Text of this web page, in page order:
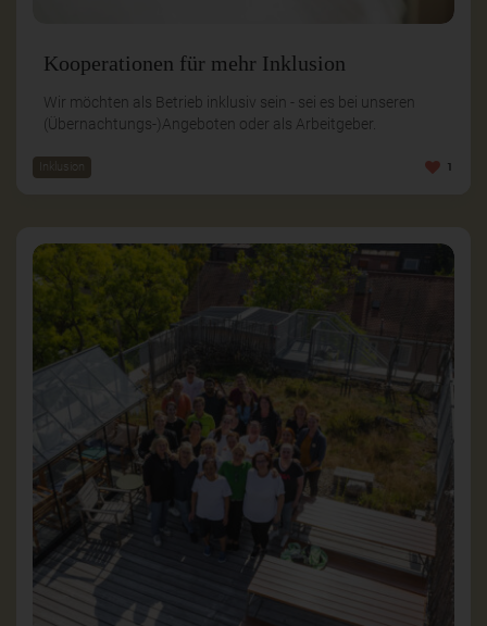
Kooperationen für mehr Inklusion
Wir möchten als Betrieb inklusiv sein - sei es bei unseren
(Übernachtungs-)Angeboten oder als Arbeitgeber.
Inklusion 1